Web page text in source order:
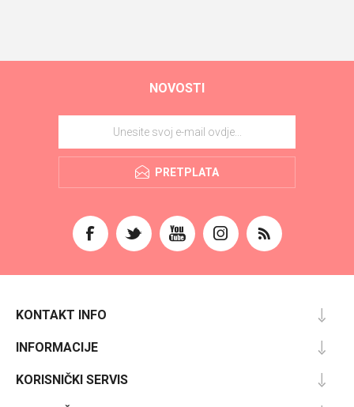
NOVOSTI
PRETPLATA
KONTAKT INFO
INFORMACIJE
KORISNIČKI SERVIS